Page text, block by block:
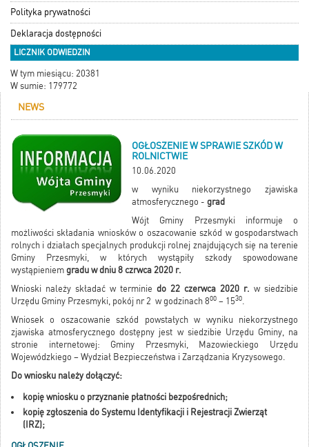
Polityka prywatności
Deklaracja dostępności
LICZNIK ODWIEDZIN
W tym miesiącu: 20381
W sumie: 179772
NEWS
OGŁOSZENIE W SPRAWIE SZKÓD W
ROLNICTWIE
10.06.2020
w wyniku niekorzystnego zjawiska
atmosferycznego - grad
Wójt Gminy Przesmyki informuje o
możliwości składania wniosków o oszacowanie szkód w gospodarstwach
rolnych i działach specjalnych produkcji rolnej znajdujących się na terenie
Gminy Przesmyki, w których wystąpiły szkody spowodowane
wystąpieniem gradu w dniu 8 czrwca 2020 r.
Wnioski należy składać w terminie do 22 czerwca 2020 r. w siedzibie
Urzędu Gminy Przesmyki, pokój nr 2 w godzinach 800 – 1530.
Wniosek o oszacowanie szkód powstałych w wyniku niekorzystnego
zjawiska atmosferycznego dostępny jest w siedzibie Urzędu Gminy, na
stronie internetowej: Gminy Przesmyki, Mazowieckiego Urzędu
Wojewódzkiego – Wydział Bezpieczeństwa i Zarządzania Kryzysowego.
Do wniosku należy dołączyć:
kopię wniosku o przyznanie płatności bezpośrednich;
kopię zgłoszenia do Systemu Identyfikacji i Rejestracji Zwierząt
(IRZ);